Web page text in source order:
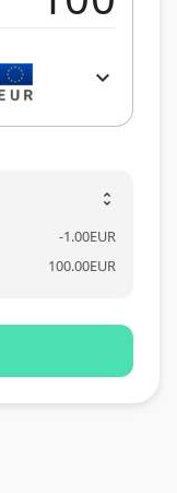
expand_more
unfold_more
-1.00EUR
100.00EUR